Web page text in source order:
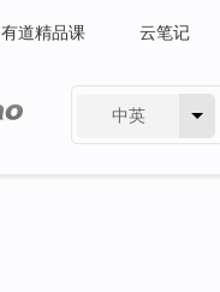
有道精品课 云笔记
中英